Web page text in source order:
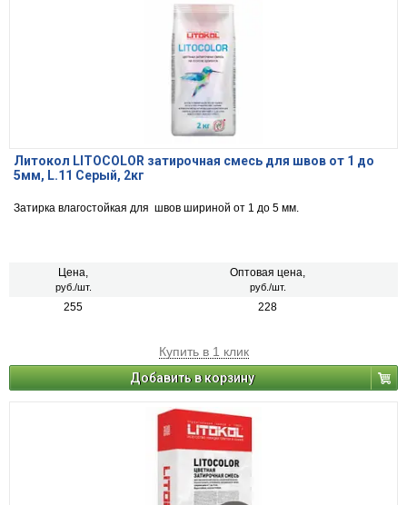
Литокол LITOCOLOR затирочная смесь для швов от 1 до
5мм, L.11 Серый, 2кг
Затирка влагостойкая для швов шириной от 1 до 5 мм.
Цена,
руб./шт.
Оптовая цена,
руб./шт.
255 228
Купить в 1 клик
Добавить в корзину